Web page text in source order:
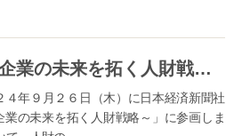
【大同生命】「中小企業支援フォーラム」 ～中小企業の未来を拓く人財戦略～ に参画＜２０２４年９月２６日（木）１３時半～１７時 オンライン開催＞
年９月２６日（木）に日本経済新聞社
の未来を拓く人財戦略～」に参画しま